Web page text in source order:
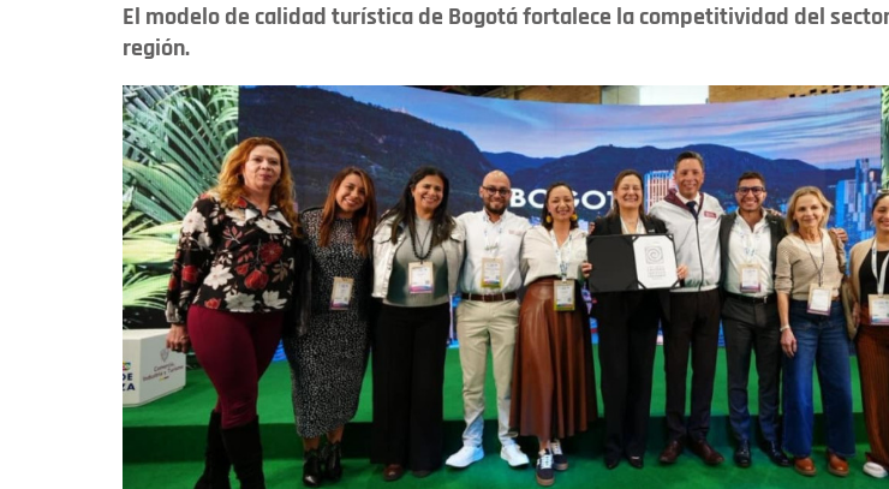
El modelo de calidad turística de Bogotá fortalece la competitividad del
región.